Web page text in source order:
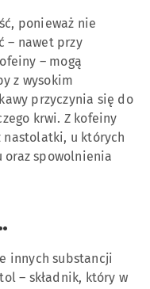
ponieważ nie
– nawet przy
– mogą
z wysokim
przyczynia się do
krwi. Z kofeiny
nastolatki, u których
oraz spowolnienia
innych substancji
– składnik, który w